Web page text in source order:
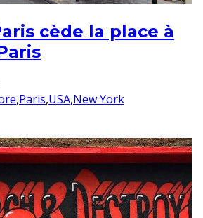
cède la place à
,Paris,USA,New York